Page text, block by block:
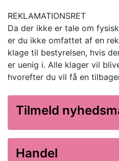
REKLAMATIONSRET
Da der ikke er tale om
er du ikke omfattet af en
klage til bestyrelsen, hvis
er uenig i. Alle klager vil
hvorefter du vil få en
Tilmeld
Handel